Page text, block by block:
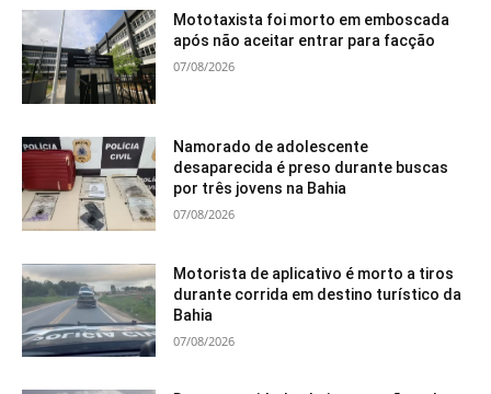
Mototaxista foi morto em emboscada
após não aceitar entrar para facção
07/08/2026
Namorado de adolescente
desaparecida é preso durante buscas
por três jovens na Bahia
07/08/2026
Motorista de aplicativo é morto a tiros
durante corrida em destino turístico da
Bahia
07/08/2026